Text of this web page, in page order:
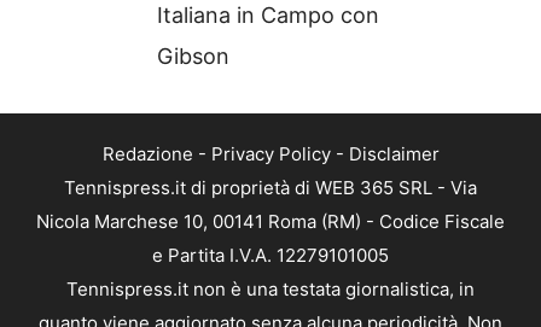
Italiana in Campo con
Gibson
Redazione - Privacy Policy- Disclaimer
Tennispress.it di proprietà di WEB 365 SRL - Via
Nicola Marchese 10, 00141 Roma (RM) - Codice Fiscale
e Partita I.V.A. 12279101005
Tennispress.it non è una testata giornalistica, in
quanto viene aggiornato senza alcuna periodicità. Non